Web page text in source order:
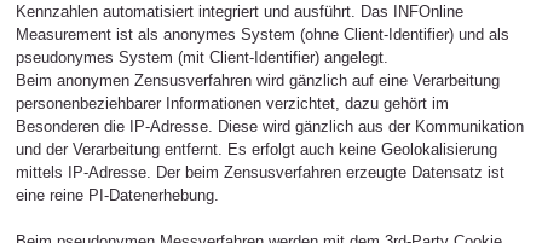
Kennzahlen automatisiert integriert und ausführt. Das INFOnline
Measurement ist als anonymes System (ohne Client-Identifier) und als
pseudonymes System (mit Client-Identifier) angelegt.
Beim anonymen Zensusverfahren wird gänzlich auf eine Verarbeitung
personenbeziehbarer Informationen verzichtet, dazu gehört im
Besonderen die IP-Adresse. Diese wird gänzlich aus der Kommunikation
und der Verarbeitung entfernt. Es erfolgt auch keine Geolokalisierung
mittels IP-Adresse. Der beim Zensusverfahren erzeugte Datensatz ist
eine reine PI-Datenerhebung.